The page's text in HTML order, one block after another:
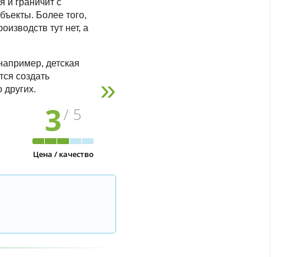
Более того,
тут нет, а
детская
создать
других.
3/ 5
Цена / качество